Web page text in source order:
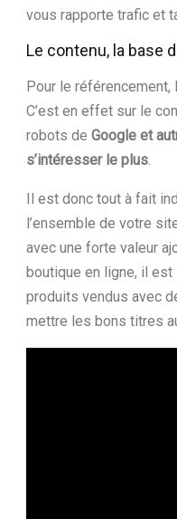
vous rapporte trafic et
Le contenu, la base
Pour le référencement,
C’est en effet sur le
robots de Google et
s’intéresser le plus.
Il est donc tout à fait
l’ensemble de votre
avec une forte valeur
boutique en ligne, il
produits vendus avec
mettre les bons titres